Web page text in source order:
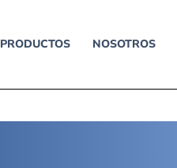
PRODUCTOS NOSOTROS